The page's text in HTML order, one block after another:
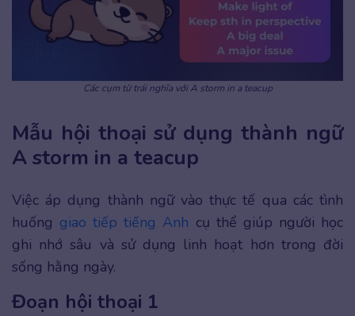
Các cụm từ trái nghĩa với A storm in a teacup
Mẫu hội thoại sử dụng thành ngữ
A storm in a teacup
Việc áp dụng thành ngữ vào thực tế qua các tình
huống giao tiếp tiếng Anh cụ thể giúp người học
ghi nhớ sâu và sử dụng linh hoạt hơn trong đời
sống hằng ngày.
Đoạn hội thoại 1